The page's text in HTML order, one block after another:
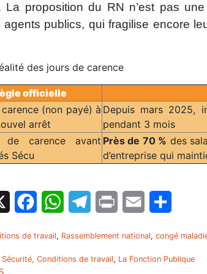
La proposition du RN n’est pas
publics, qui fragilise encore
des jours de carence
officielle
(non payé) à
arrêt
Depuis mars 2025,
pendant 3 mois
carence avant
Sécu
Près de 70 % des
d’entreprise qui
FacebookWhatsAppTelegram
Print Email
de travail, Rassemblement national, congé
Sécurité, Conditions de travail, La Fonction Publique